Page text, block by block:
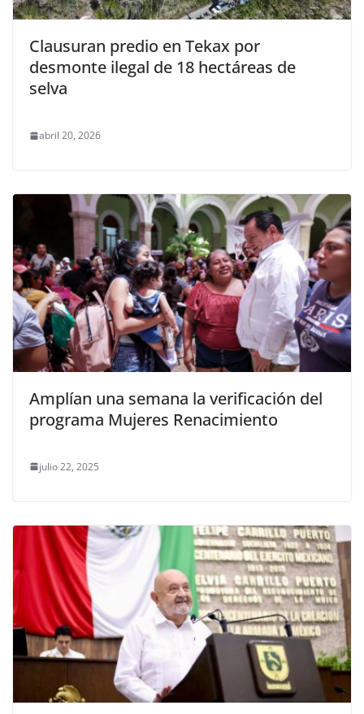
Clausuran predio en Tekax por
desmonte ilegal de 18 hectáreas de
selva
abril 20, 2026
Amplían una semana la verificación del
programa Mujeres Renacimiento
julio 22, 2025